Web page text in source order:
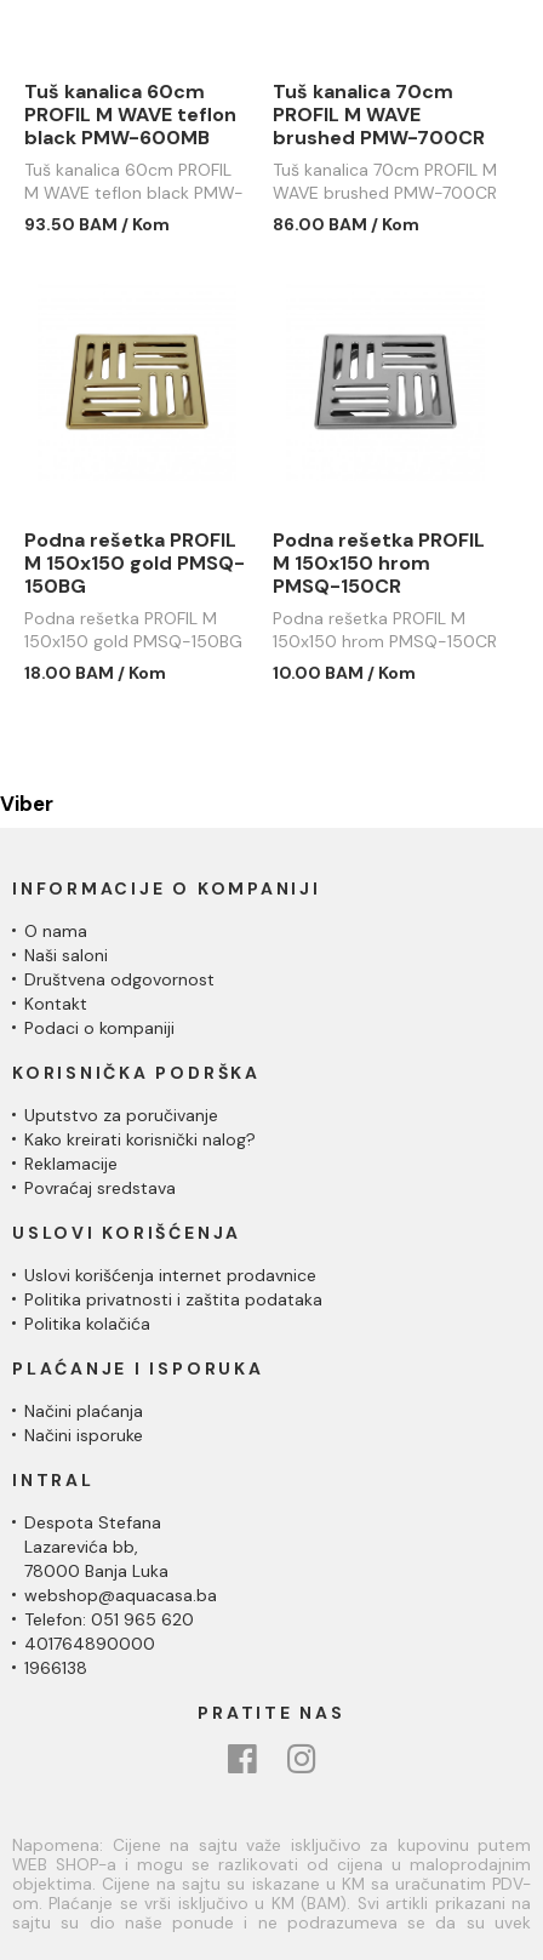
Tuš kanalica 60cm
PROFIL M WAVE teflon
black PMW-600MB
Tuš kanalica 60cm PROFIL
M WAVE teflon black PMW-
600MB
93.50 BAM / Kom
Tuš kanalica 70cm
PROFIL M WAVE
brushed PMW-700CR
Tuš kanalica 70cm PROFIL M
WAVE brushed PMW-700CR
86.00 BAM / Kom
Podna rešetka PROFIL
M 150x150 gold PMSQ-
150BG
Podna rešetka PROFIL M
150x150 gold PMSQ-150BG
18.00 BAM / Kom
Podna rešetka PROFIL
M 150x150 hrom
PMSQ-150CR
Podna rešetka PROFIL M
150x150 hrom PMSQ-150CR
10.00 BAM / Kom
Viber
INFORMACIJE O KOMPANIJI
O nama
Naši saloni
Društvena odgovornost
Kontakt
Podaci o kompaniji
KORISNIČKA PODRŠKA
Uputstvo za poručivanje
Kako kreirati korisnički nalog?
Reklamacije
Povraćaj sredstava
USLOVI KORIŠĆENJA
Uslovi korišćenja internet prodavnice
Politika privatnosti i zaštita podataka
Politika kolačića
PLAĆANJE I ISPORUKA
Načini plaćanja
Načini isporuke
INTRAL
Despota Stefana
Lazarevića bb,
78000 Banja Luka
webshop@aquacasa.ba
Telefon: 051 965 620
401764890000
1966138
PRATITE NAS
Napomena: Cijene na sajtu važe isključivo za kupovinu putem
WEB SHOP-a i mogu se razlikovati od cijena u maloprodajnim
objektima. Cijene na sajtu su iskazane u KM sa uračunatim PDV-
om. Plaćanje se vrši isključivo u KM (BAM). Svi artikli prikazani na
sajtu su dio naše ponude i ne podrazumeva se da su uvek